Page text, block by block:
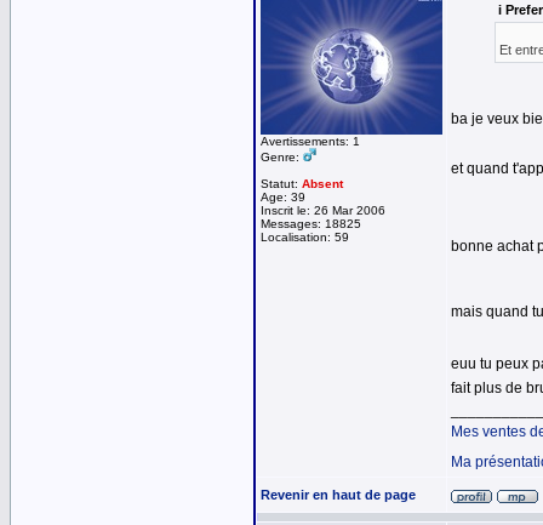
Avertissements: 1
Genre:
Statut: Absent
Age: 39
Inscrit le: 26 Mar 2006
Messages: 18825
Localisation: 59
i
Et
ba je veux
et quand
bonne achat
mais quand
euu tu peux
fait plus de
Mes ventes
Ma
Revenir en haut de page